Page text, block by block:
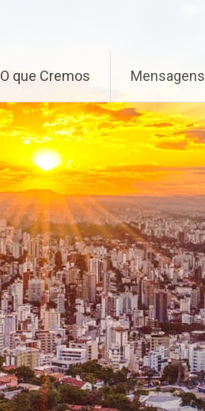
O que Cremos Mensagens